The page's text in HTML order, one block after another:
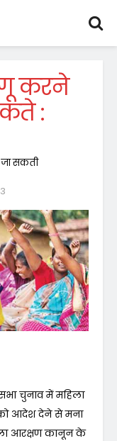
करने
:
सकती
चुनाव में महिला
आदेश देने से मना
आरक्षण कानून के